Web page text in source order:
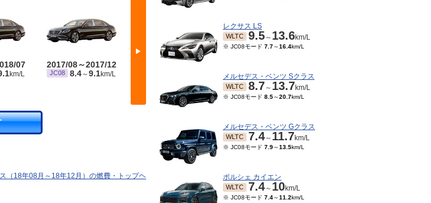
▶
07
km/L
2017/08～2017/12
JC08 8.4～9.1km/L
2016/06～2017/07
JC08 7.4 ～ 9.4km/L
（18年08月～18年12月）の燃費・トップヘ
レクサス LS
WLTC 9.5～ 13.6km/L
※ JC08モード 7.7～16.4km/L
メルセデス・ベンツ Sクラス
WLTC 8.7～ 13.7km/L
※ JC08モード 8.5～20.7km/L
メルセデス・ベンツ Gクラス
WLTC 7.4～ 11.7km/L
※ JC08モード 7.9～13.5km/L
ポルシェ カイエン
WLTC 7.4～ 10km/L
※ JC08モード 7.4～11.2km/L